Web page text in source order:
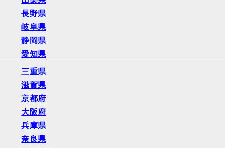
長野県
岐阜県
静岡県
愛知県
三重県
滋賀県
京都府
大阪府
兵庫県
奈良県